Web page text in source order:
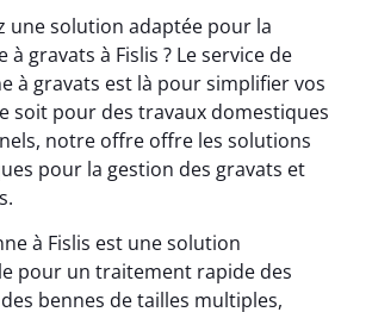
une solution adaptée pour la
à gravats à Fislis ? Le service de
à gravats est là pour simplifier vos
soit pour des travaux domestiques
notre offre offre les solutions
pour la gestion des gravats et
à Fislis est une solution
pour un traitement rapide des
bennes de tailles multiples,